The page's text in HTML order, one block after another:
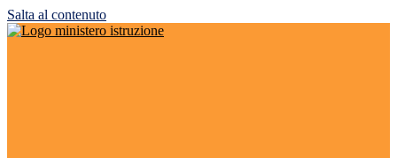
Salta al contenuto